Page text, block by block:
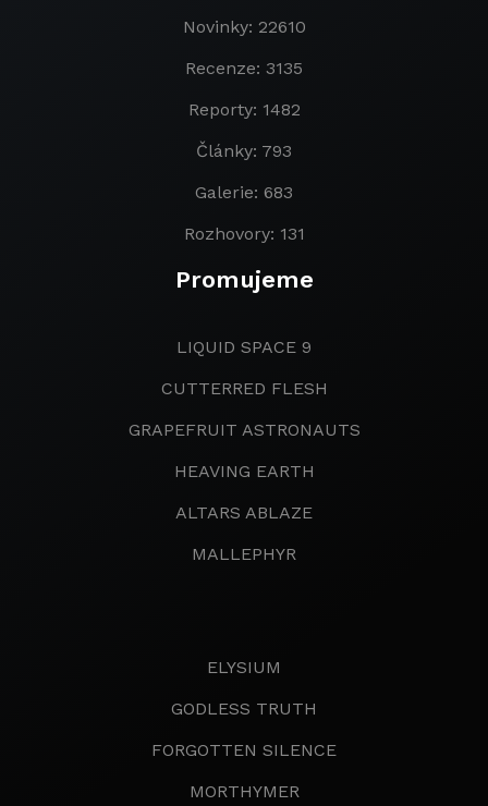
Novinky: 22610
Recenze: 3135
Reporty: 1482
Články: 793
Galerie: 683
Rozhovory: 131
Promujeme
LIQUID SPACE 9
CUTTERRED FLESH
GRAPEFRUIT ASTRONAUTS
HEAVING EARTH
ALTARS ABLAZE
MALLEPHYR
ELYSIUM
GODLESS TRUTH
FORGOTTEN SILENCE
MORTHYMER